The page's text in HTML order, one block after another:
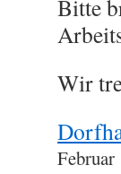
Bitte
Wir
Februar